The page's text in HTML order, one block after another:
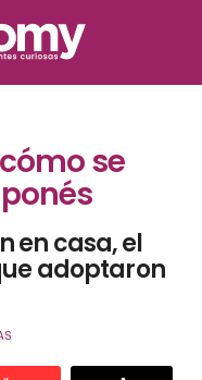
se
en casa, el
adoptaron